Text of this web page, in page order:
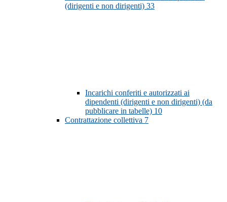
(dirigenti e non dirigenti) 33
Incarichi conferiti e autorizzati ai
dipendenti (dirigenti e non dirigenti) (da
pubblicare in tabelle) 10
Contrattazione collettiva 7